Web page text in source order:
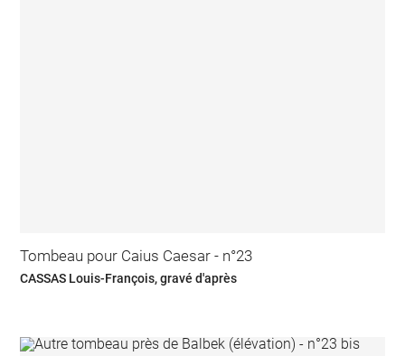
Tombeau pour Caius Caesar - n°23
CASSAS Louis-François, gravé d'après